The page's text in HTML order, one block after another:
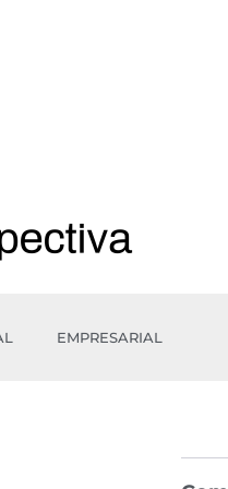
EMPRESARIAL